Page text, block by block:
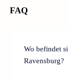
FAQ
Wo befindet
Ravensburg?